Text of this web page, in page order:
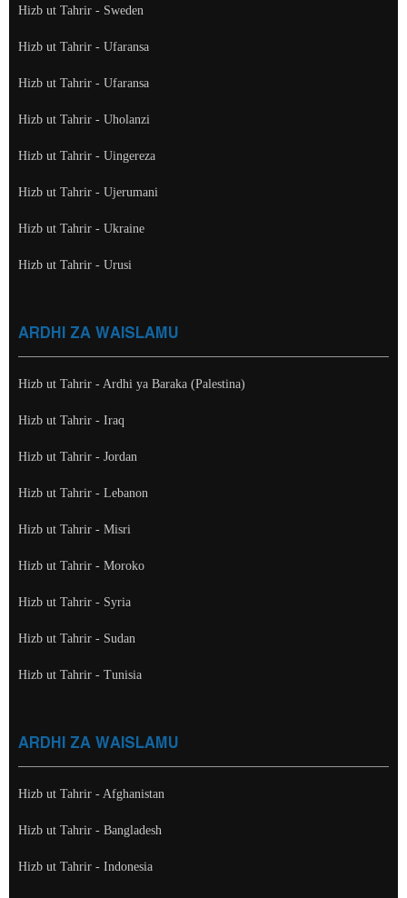
Hizb ut Tahrir - Sweden
Hizb ut Tahrir - Ufaransa
Hizb ut Tahrir - Ufaransa
Hizb ut Tahrir - Uholanzi
Hizb ut Tahrir - Uingereza
Hizb ut Tahrir - Ujerumani
Hizb ut Tahrir - Ukraine
Hizb ut Tahrir - Urusi
ARDHI ZA WAISLAMU
Hizb ut Tahrir - Ardhi ya Baraka (Palestina)
Hizb ut Tahrir - Iraq
Hizb ut Tahrir - Jordan
Hizb ut Tahrir - Lebanon
Hizb ut Tahrir - Misri
Hizb ut Tahrir - Moroko
Hizb ut Tahrir - Syria
Hizb ut Tahrir - Sudan
Hizb ut Tahrir - Tunisia
ARDHI ZA WAISLAMU
Hizb ut Tahrir - Afghanistan
Hizb ut Tahrir - Bangladesh
Hizb ut Tahrir - Indonesia